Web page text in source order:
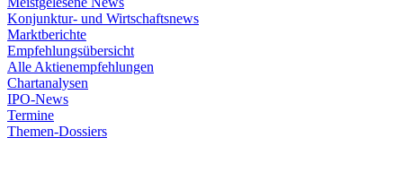
Konjunktur- und Wirtschaftsnews
Marktberichte
Empfehlungsübersicht
Alle Aktienempfehlungen
Chartanalysen
IPO-News
Termine
Themen-Dossiers